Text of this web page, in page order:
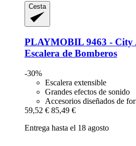
Cesta
PLAYMOBIL 9463 -​ City
Escalera de Bomberos
-30%
Escalera extensible
Grandes efectos de sonido
Accesorios diseñados de
59,52 € 85,49 €
Entrega hasta el 18 agosto